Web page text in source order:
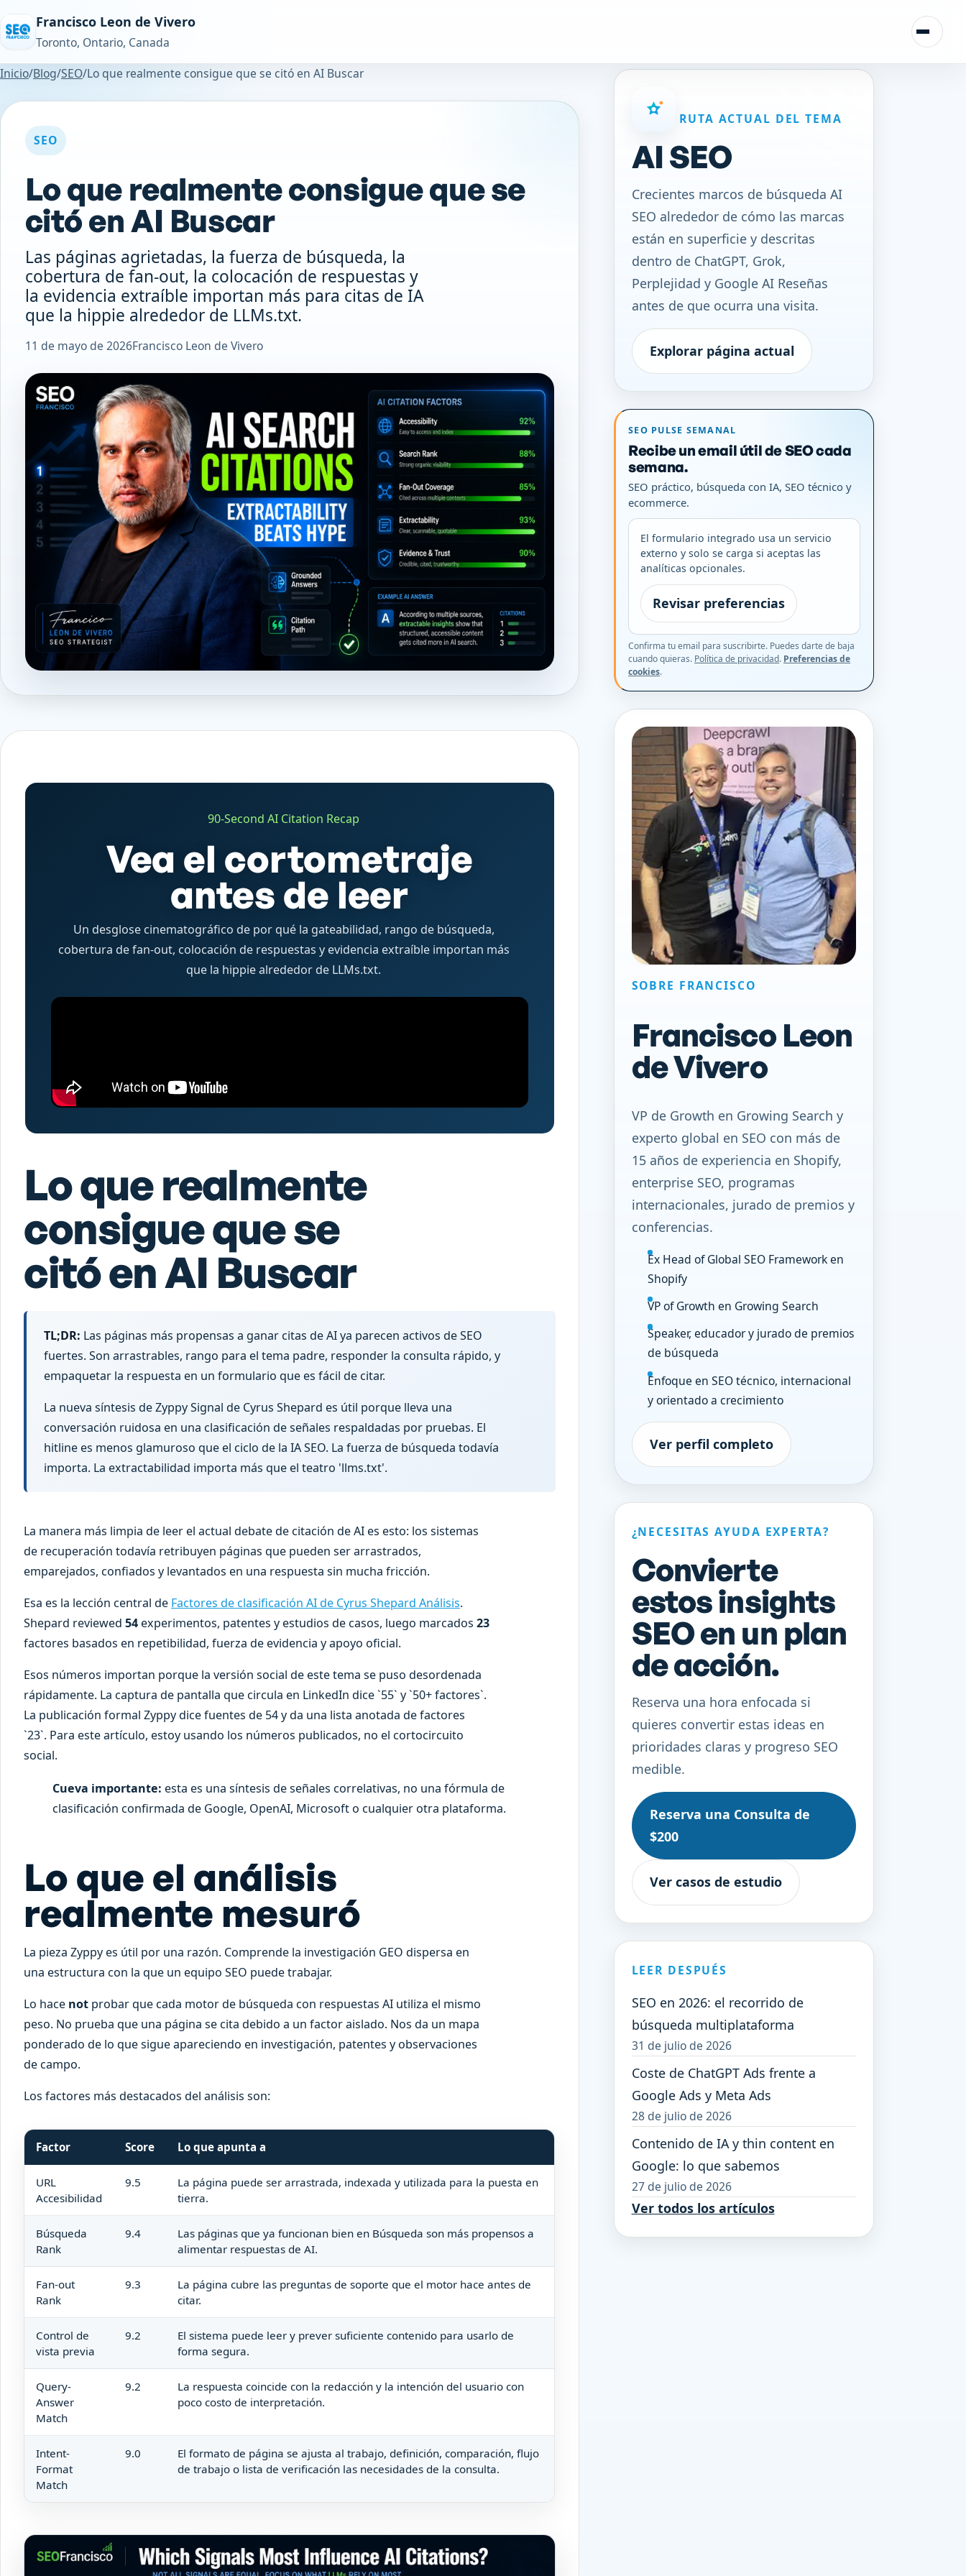
Saltar al contenido
Francisco Leon de Vivero
Toronto, Ontario, Canada
Inicio/Blog/SEO/Lo que realmente consigue que se citó en AI Buscar
SEO
Lo que realmente consigue que se
citó en AI Buscar
Las páginas agrietadas, la fuerza de búsqueda, la
cobertura de fan-out, la colocación de respuestas y
la evidencia extraíble importan más para citas de IA
que la hippie alrededor de LLMs.txt.
11 de mayo de 2026Francisco Leon de Vivero
90-Second AI Citation Recap
Vea el cortometraje
antes de leer
Un desglose cinematográfico de por qué la gateabilidad, rango de búsqueda,
cobertura de fan-out, colocación de respuestas y evidencia extraíble importan más
que la hippie alrededor de LLMs.txt.
Lo que realmente
consigue que se
citó en AI Buscar
TL;DR: Las páginas más propensas a ganar citas de AI ya parecen activos de SEO
fuertes. Son arrastrables, rango para el tema padre, responder la consulta rápido, y
empaquetar la respuesta en un formulario que es fácil de citar.
La nueva síntesis de Zyppy Signal de Cyrus Shepard es útil porque lleva una
conversación ruidosa en una clasificación de señales respaldadas por pruebas. El
hitline es menos glamuroso que el ciclo de la IA SEO. La fuerza de búsqueda todavía
importa. La extractabilidad importa más que el teatro 'llms.txt'.
La manera más limpia de leer el actual debate de citación de AI es esto: los sistemas
de recuperación todavía retribuyen páginas que pueden ser arrastrados,
emparejados, confiados y levantados en una respuesta sin mucha fricción.
Esa es la lección central de Factores de clasificación AI de Cyrus Shepard Análisis.
Shepard reviewed 54 experimentos, patentes y estudios de casos, luego marcados 23
factores basados en repetibilidad, fuerza de evidencia y apoyo oficial.
Esos números importan porque la versión social de este tema se puso desordenada
rápidamente. La captura de pantalla que circula en LinkedIn dice `55` y `50+ factores`.
La publicación formal Zyppy dice fuentes de 54 y da una lista anotada de factores
`23`. Para este artículo, estoy usando los números publicados, no el cortocircuito
social.
Cueva importante: esta es una síntesis de señales correlativas, no una fórmula de
clasificación confirmada de Google, OpenAI, Microsoft o cualquier otra plataforma.
Lo que el análisis
realmente mesuró
La pieza Zyppy es útil por una razón. Comprende la investigación GEO dispersa en
una estructura con la que un equipo SEO puede trabajar.
Lo hace not probar que cada motor de búsqueda con respuestas AI utiliza el mismo
peso. No prueba que una página se cita debido a un factor aislado. Nos da un mapa
ponderado de lo que sigue apareciendo en investigación, patentes y observaciones
de campo.
Los factores más destacados del análisis son:
Factor Score Lo que apunta a
URL
Accesibilidad
9.5
La página puede ser arrastrada, indexada y utilizada para la puesta en
tierra.
Búsqueda
Rank
9.4
Las páginas que ya funcionan bien en Búsqueda son más propensos a
alimentar respuestas de AI.
Fan-out
Rank
9.3
La página cubre las preguntas de soporte que el motor hace antes de
citar.
Control de
vista previa
9.2
El sistema puede leer y prever suficiente contenido para usarlo de
forma segura.
Query-
Answer
Match
9.2
La respuesta coincide con la redacción y la intención del usuario con
poco costo de interpretación.
Intent-
Format
Match
9.0
El formato de página se ajusta al trabajo, definición, comparación, flujo
de trabajo o lista de verificación las necesidades de la consulta.
RUTA ACTUAL DEL TEMA
AI SEO
Crecientes marcos de búsqueda AI
SEO alrededor de cómo las marcas
están en superficie y descritas
dentro de ChatGPT, Grok,
Perplejidad y Google AI Reseñas
antes de que ocurra una visita.
Explorar página actual
SEO PULSE SEMANAL
Recibe un email útil de SEO cada
semana.
SEO práctico, búsqueda con IA, SEO técnico y
ecommerce.
El formulario integrado usa un servicio
externo y solo se carga si aceptas las
analíticas opcionales.
Revisar preferencias
Confirma tu email para suscribirte. Puedes darte de baja
cuando quieras. Política de privacidad. Preferencias de
cookies.
SOBRE FRANCISCO
Francisco Leon
de Vivero
VP de Growth en Growing Search y
experto global en SEO con más de
15 años de experiencia en Shopify,
enterprise SEO, programas
internacionales, jurado de premios y
conferencias.
Ex Head of Global SEO Framework en
Shopify
VP of Growth en Growing Search
Speaker, educador y jurado de premios
de búsqueda
Enfoque en SEO técnico, internacional
y orientado a crecimiento
Ver perfil completo
¿NECESITAS AYUDA EXPERTA?
Convierte
estos insights
SEO en un plan
de acción.
Reserva una hora enfocada si
quieres convertir estas ideas en
prioridades claras y progreso SEO
medible.
Reserva una Consulta de
$200
Ver casos de estudio
LEER DESPUÉS
SEO en 2026: el recorrido de
búsqueda multiplataforma
31 de julio de 2026
Coste de ChatGPT Ads frente a
Google Ads y Meta Ads
28 de julio de 2026
Contenido de IA y thin content en
Google: lo que sabemos
27 de julio de 2026
Ver todos los artículos